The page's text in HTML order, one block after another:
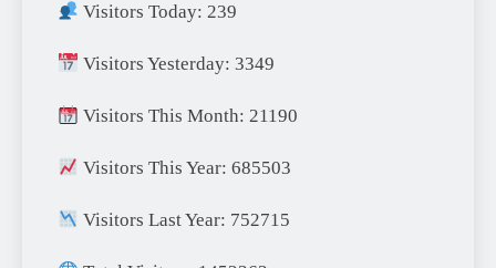
Visitors Today: 239
Visitors Yesterday: 3349
Visitors This Month: 21190
Visitors This Year: 685503
Visitors Last Year: 752715